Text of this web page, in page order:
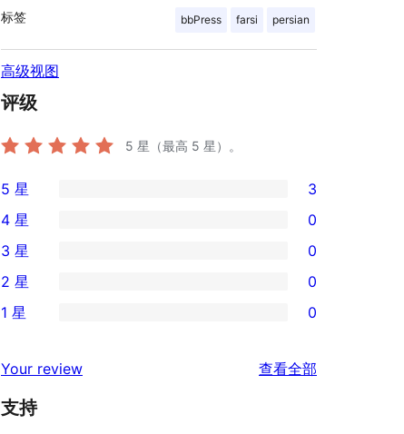
标签 bbPress farsi persian
高级视图
评级
5 星（最高 5 星）。
3
条
5
星
评
5 星 3
条
4
星
价
4 星 0
0
条
3
评
价
3 星 0
条
星
评
2 星 0
1
星
1 星 0
Your review 查看全部
支持